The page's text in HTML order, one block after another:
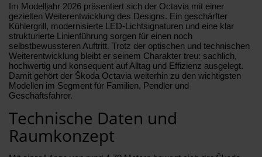
Im Modelljahr 2026 präsentiert sich der Octavia mit einer
gezielten Weiterentwicklung des Designs. Ein geschärfter
Kühlergrill, modernisierte LED-Lichtsignaturen und eine klar
strukturierte Linienführung sorgen für einen noch
selbstbewussteren Auftritt. Trotz der optischen und technischen
Weiterentwicklung bleibt er seinem Charakter treu: sachlich,
hochwertig und konsequent auf Alltag und Effizienz ausgelegt.
Damit gehört der Škoda Octavia weiterhin zu den wichtigsten
Modellen im Segment für Familien, Pendler und
Geschäftsfahrer.
Technische Daten und
Raumkonzept